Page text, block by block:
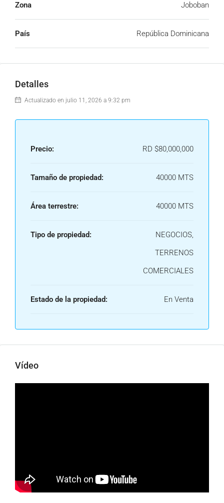
Zona Joboban
País República Dominicana
Detalles
Actualizado en julio 11, 2026 a 9:32 pm
Precio: RD $80,000,000
Tamaño de propiedad: 40000 MTS
Área terrestre: 40000 MTS
Tipo de propiedad:
NEGOCIOS,
TERRENOS
COMERCIALES
Estado de la propiedad: En Venta
Vídeo